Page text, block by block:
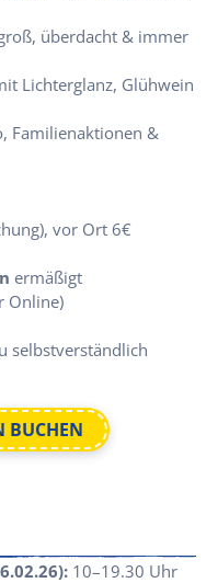
überdacht & immer
Lichterglanz, Glühwein
Familienaktionen &
vor Ort 6€
ermäßigt
Online)
selbstverständlich
BUCHEN
10–19.30 Uhr